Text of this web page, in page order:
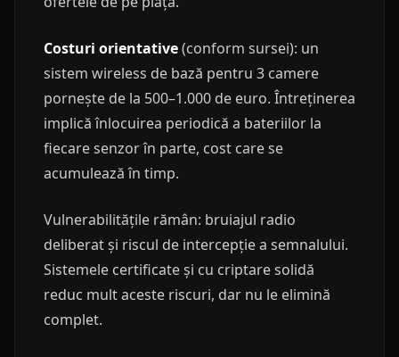
Costuri orientative(conform sursei): un
sistem wireless de bază pentru 3 camere
pornește de la 500–1.000 de euro. Întreținerea
implică înlocuirea periodică a bateriilor la
fiecare senzor în parte, cost care se
acumulează în timp.
Vulnerabilitățile rămân: bruiajul radio
deliberat și riscul de intercepție a semnalului.
Sistemele certificate și cu criptare solidă
reduc mult aceste riscuri, dar nu le elimină
complet.